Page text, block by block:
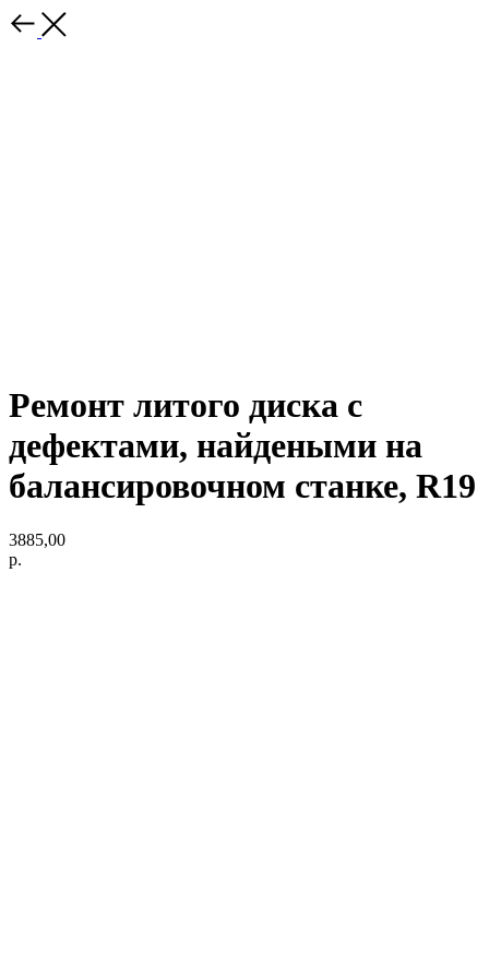
Ремонт литого диска с
дефектами, найдеными на
балансировочном станке, R19
3885,00
р.